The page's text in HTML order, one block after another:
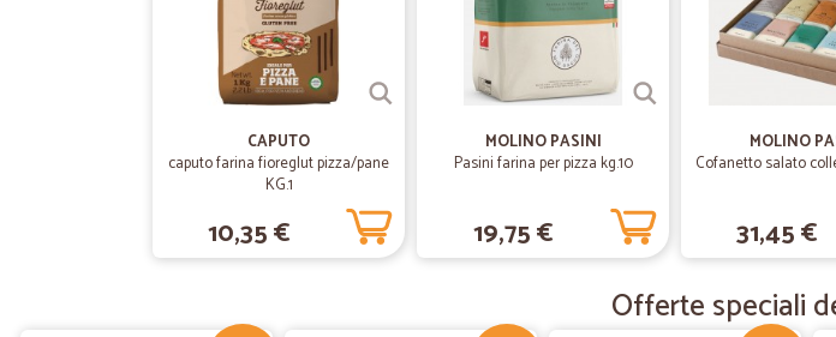
CAPUTO
caputo farina fioreglut pizza/pane
KG.1
10,35 €
MOLINO PASINI
Pasini farina per pizza kg.10
19,75 €
MOLINO
Cofanetto salato
31,45 €
Offerte speciali